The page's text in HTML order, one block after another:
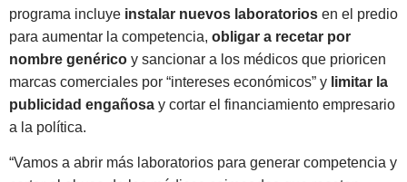
programa incluye instalar nuevos laboratorios en el predio
para aumentar la competencia, obligar a recetar por
nombre genérico y sancionar a los médicos que prioricen
marcas comerciales por “intereses económicos” y limitar la
publicidad engañosa y cortar el financiamiento empresario
a la política.
“Vamos a abrir más laboratorios para generar competencia y